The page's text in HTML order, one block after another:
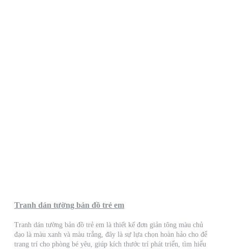
Tranh dán tường bản đồ trẻ em
Tranh dán tường bản đồ trẻ em là thiết kế đơn giản tông màu chủ
đạo là màu xanh và màu trắng, đây là sự lựa chọn hoàn hảo cho để
trang trí cho phòng bé yêu, giúp kích thước trí phát triển, tìm hiểu